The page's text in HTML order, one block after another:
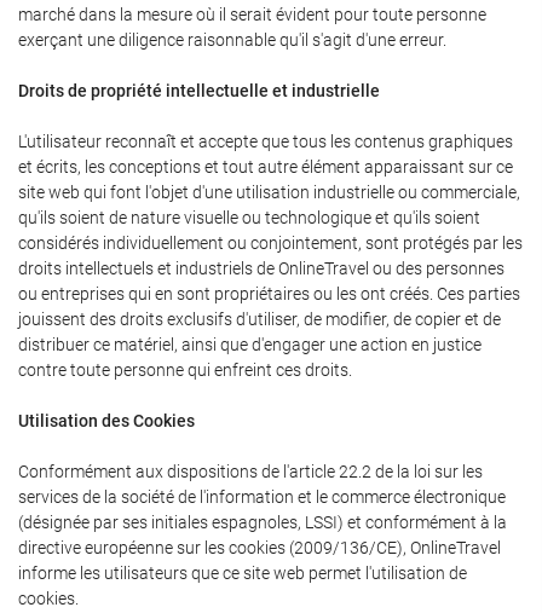
marché dans la mesure où il serait évident pour toute personne
exerçant une diligence raisonnable qu'il s'agit d'une erreur.
Droits de propriété intellectuelle et industrielle
L'utilisateur reconnaît et accepte que tous les contenus graphiques
et écrits, les conceptions et tout autre élément apparaissant sur ce
site web qui font l'objet d'une utilisation industrielle ou commerciale,
qu'ils soient de nature visuelle ou technologique et qu'ils soient
considérés individuellement ou conjointement, sont protégés par les
droits intellectuels et industriels de OnlineTravel ou des personnes
ou entreprises qui en sont propriétaires ou les ont créés. Ces parties
jouissent des droits exclusifs d'utiliser, de modifier, de copier et de
distribuer ce matériel, ainsi que d'engager une action en justice
contre toute personne qui enfreint ces droits.
Utilisation des Cookies
Conformément aux dispositions de l'article 22.2 de la loi sur les
services de la société de l'information et le commerce électronique
(désignée par ses initiales espagnoles, LSSI) et conformément à la
directive européenne sur les cookies (2009/136/CE), OnlineTravel
informe les utilisateurs que ce site web permet l'utilisation de
cookies.